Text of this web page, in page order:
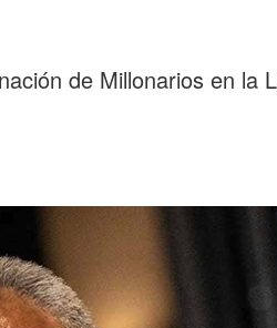
de Millonarios en la